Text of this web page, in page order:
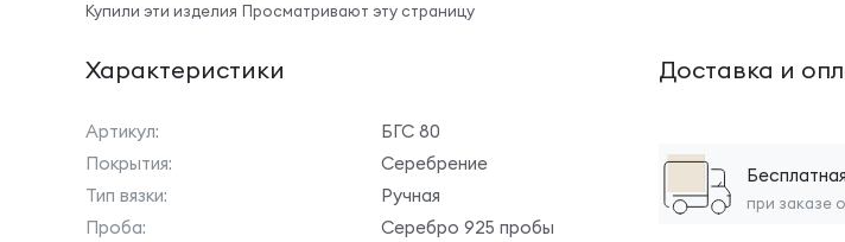
Купили эти изделия Просматривают эту страницу
Характеристики
Артикул:
БГС 80
Покрытия:
Серебрение
Тип вязки:
Ручная
Проба:
Серебро 925 пробы
Доставка и
при заказе